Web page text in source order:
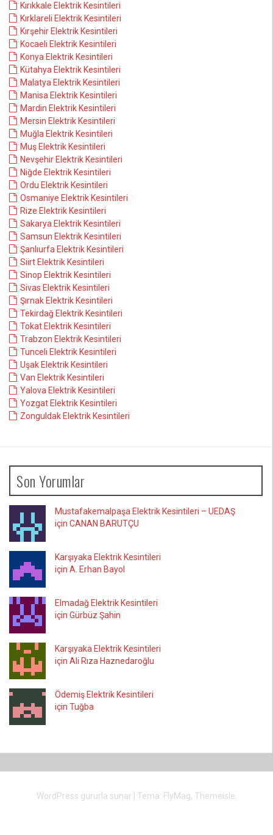
Kırıkkale Elektrik Kesintileri
Kırklareli Elektrik Kesintileri
Kırşehir Elektrik Kesintileri
Kocaeli Elektrik Kesintileri
Konya Elektrik Kesintileri
Kütahya Elektrik Kesintileri
Malatya Elektrik Kesintileri
Manisa Elektrik Kesintileri
Mardin Elektrik Kesintileri
Mersin Elektrik Kesintileri
Muğla Elektrik Kesintileri
Muş Elektrik Kesintileri
Nevşehir Elektrik Kesintileri
Niğde Elektrik Kesintileri
Ordu Elektrik Kesintileri
Osmaniye Elektrik Kesintileri
Rize Elektrik Kesintileri
Sakarya Elektrik Kesintileri
Samsun Elektrik Kesintileri
Şanlıurfa Elektrik Kesintileri
Siirt Elektrik Kesintileri
Sinop Elektrik Kesintileri
Sivas Elektrik Kesintileri
Şırnak Elektrik Kesintileri
Tekirdağ Elektrik Kesintileri
Tokat Elektrik Kesintileri
Trabzon Elektrik Kesintileri
Tunceli Elektrik Kesintileri
Uşak Elektrik Kesintileri
Van Elektrik Kesintileri
Yalova Elektrik Kesintileri
Yozgat Elektrik Kesintileri
Zonguldak Elektrik Kesintileri
Son Yorumlar
Mustafakemalpaşa Elektrik Kesintileri – UEDAŞ
için CANAN BARUTÇU
Karşıyaka Elektrik Kesintileri
için A. Erhan Bayol
Elmadağ Elektrik Kesintileri
için Gürbüz Şahin
Karşıyaka Elektrik Kesintileri
için Ali Rıza Haznedaroğlu
Ödemiş Elektrik Kesintileri
için Tuğba
WordPress gururla sunar Tema: FlyMag, Themeisle.